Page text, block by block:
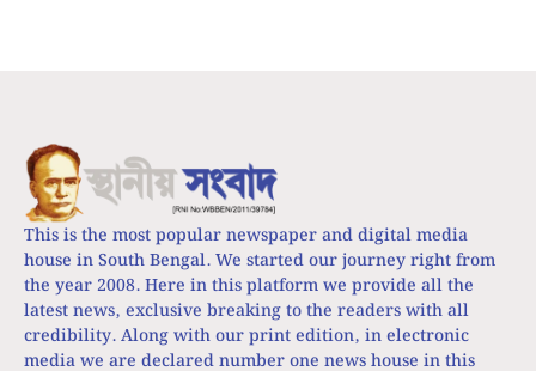
This is the most popular newspaper and digital media
house in South Bengal. We started our journey right from
the year 2008. Here in this platform we provide all the
latest news, exclusive breaking to the readers with all
credibility. Along with our print edition, in electronic
media we are declared number one news house in this